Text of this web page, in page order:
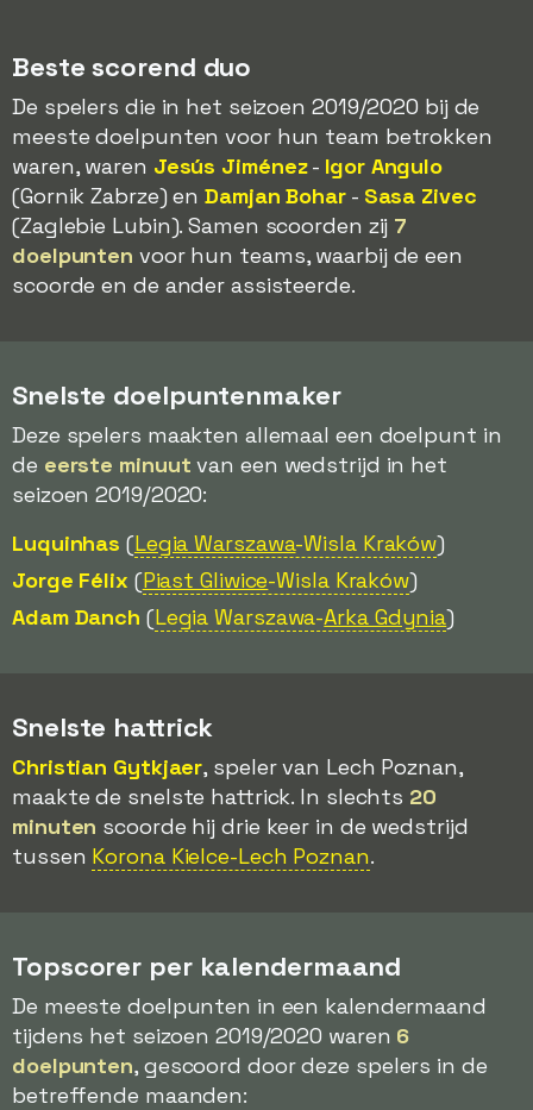
Beste scorend duo
De spelers die in het seizoen 2019/2020 bij de
meeste doelpunten voor hun team betrokken
waren, waren Jesús Jiménez- Igor Angulo
(Gornik Zabrze) enDamjan Bohar- Sasa Zivec
(Zaglebie Lubin). Samen scoorden zij 7
doelpunten voor hun teams, waarbij de een
scoorde en de ander assisteerde.
Snelste doelpuntenmaker
Deze spelers maakten allemaal een doelpunt in
de eerste minuut van een wedstrijd in het
seizoen 2019/2020:
Luquinhas (Legia Warszawa-Wisla Kraków)
Jorge Félix (Piast Gliwice-Wisla Kraków)
Adam Danch (Legia Warszawa-Arka Gdynia)
Snelste hattrick
Christian Gytkjaer, speler van Lech Poznan,
maakte de snelste hattrick. In slechts 20
minuten scoorde hij drie keer in de wedstrijd
tussen Korona Kielce-Lech Poznan.
Topscorer per kalendermaand
De meeste doelpunten in een kalendermaand
tijdens het seizoen 2019/2020 waren 6
doelpunten, gescoord door deze spelers in de
betreffende maanden: